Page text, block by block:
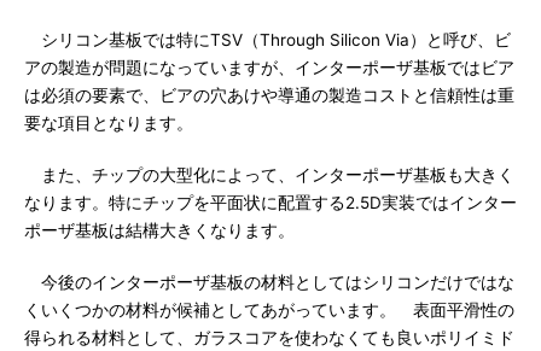
シリコン基板では特にTSV（Through Silicon Via）と呼び、ビ
アの製造が問題になっていますが、インターポーザ基板ではビア
は必須の要素で、ビアの穴あけや導通の製造コストと信頼性は重
要な項目となります。
また、チップの大型化によって、インターポーザ基板も大きく
なります。特にチップを平面状に配置する2.5D実装ではインター
ポーザ基板は結構大きくなります。
今後のインターポーザ基板の材料としてはシリコンだけではな
くいくつかの材料が候補としてあがっています。 表面平滑性の
得られる材料として、ガラスコアを使わなくても良いポリイミド